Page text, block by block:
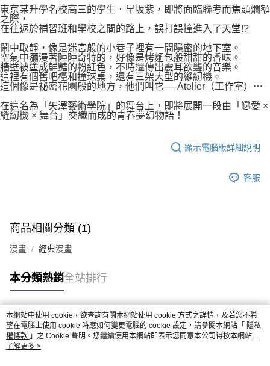
東京某升學名校高三的學生．早坂紫，即將面臨聯考而焦頭爛額
之際，
在往返於補習班和學校之間的路上，誤打誤撞進入了天堂!?
鬧中取靜，像是迷宮般的小巷子裡有一間隱密的地下室。
空氣中瀰漫著陣陣奇特的，好像是烤麵包般甜甜的香味。
牆壁被塗成鮮豔的粉紅色，不時還傳出震耳欲聾的音樂。
這裡有個舊吧檯和撞球桌，還有三架大型的縫紉機。
這個像是祕密花園般的地方，他們叫它──Atelier（工作室）⋯
在這名為「矢澤藝術學院」的舞台上，即將展開一段由「戀愛 ×
縫紉機 × 舞台」交織而成的青春夢幻物語！
顯示電腦版詳細說明
客服
商品相關分類 (1)
漫畫 經典漫畫
本分類熱銷全站排行
熱門標籤
本網站中使用 cookie，欲查詢有關本網站使用 cookie 方式之詳情，及若您不希
望在電腦上使用 cookie 時應如何變更電腦的 cookie 設定，請參閱本網站「 隱私
權條款 」之 Cookie 聲明。您繼續使用本網站即表示您同意本公司得按本網站使
用條款之 Cookie 聲明使用 cookie。
了解更多 >